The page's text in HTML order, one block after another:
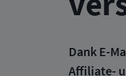
Dank E-
Affiliate-